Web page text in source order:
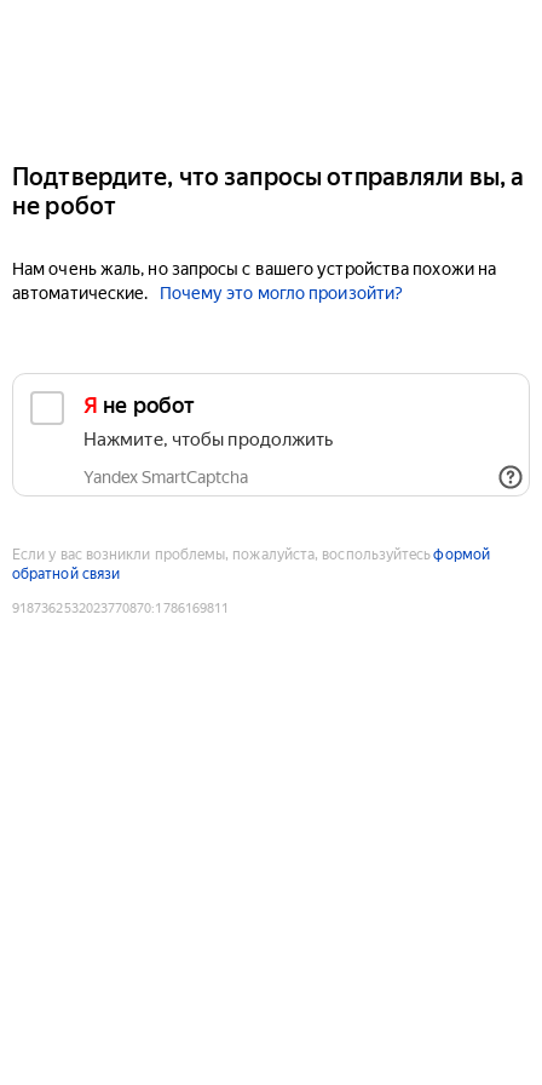
Подтвердите, что запросы отправляли вы, а
не робот
Нам очень жаль, но запросы с вашего устройства похожи на
автоматические.
Почему это могло произойти?
Я не робот
Нажмите, чтобы продолжить
Yandex SmartCaptcha
Если у вас возникли проблемы, пожалуйста, воспользуйтесьформой
обратной связи
9187362532023770870:1786169811